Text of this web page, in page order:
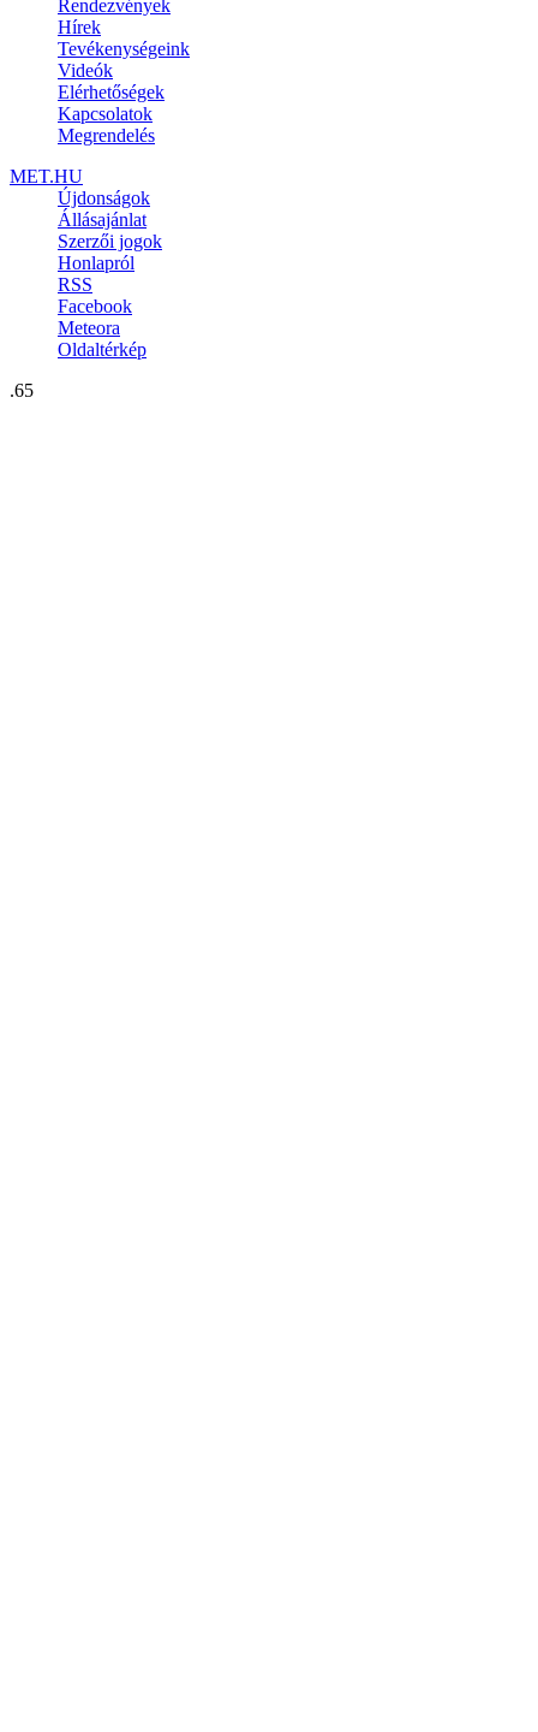
Rendezvények
Hírek
Tevékenységeink
Videók
Elérhetőségek
Kapcsolatok
Megrendelés
MET.HU
Újdonságok
Állásajánlat
Szerzői jogok
Honlapról
RSS
Facebook
Meteora
Oldaltérkép
.65